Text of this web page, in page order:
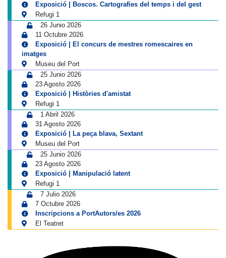
Exposició | Boscos. Cartografies del temps i del gest
Refugi 1
26 Junio 2026
11 Octubre 2026
Exposició | El concurs de mestres romescaires en
imatges
Museu del Port
25 Junio 2026
23 Agosto 2026
Exposició | Històries d'amistat
Refugi 1
1 Abril 2026
31 Agosto 2026
Exposició | La peça blava, Sextant
Museu del Port
25 Junio 2026
23 Agosto 2026
Exposició | Manipulació latent
Refugi 1
7 Julio 2026
7 Octubre 2026
Inscripcions a PortAutors/es 2026
El Teatret